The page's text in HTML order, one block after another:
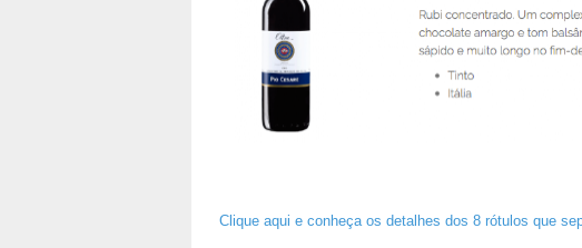
Clique aqui e conheça os detalhes dos 8 rótulos que